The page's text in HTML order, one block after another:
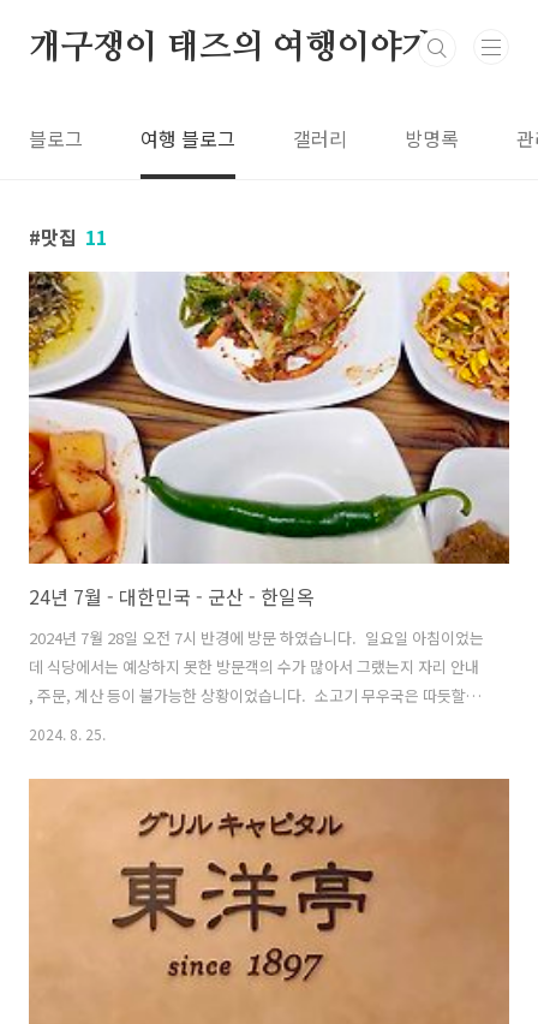
개구쟁이 태즈의 여행이야기
블로그 여행 블로그 갤러리 방명록
맛집 11
24년 7월 - 대한민국 - 군산 - 한일옥
2024년 7월 28일 오전 7시 반경에 방문 하였습니다. 일요일 아침이었는
데 식당에서는 예상하지 못한 방문객의 수가 많아서 그랬는지 자리 안내
, 주문, 계산 등이 불가능한 상황이었습니다. 소고기 무우국은 따듯할때
드시면 맛이 있는 편이나, 식으면 맛이 떨어집니다. 그냥 일반적인 소고
멀리서 찾아가서 줄을 설만한 맛은 아닙니다. 주차는 식당 앞쪽에 주차
구역이 있으나, 만약 자리가 없다면 주변 골목에 노상 주차를 하셔야 합
2024. 8. 25.